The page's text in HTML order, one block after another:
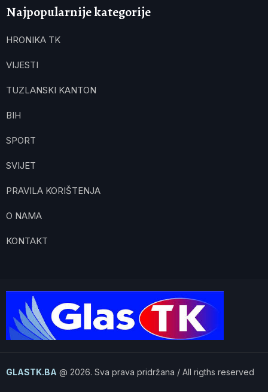
Najpopularnije kategorije
HRONIKA TK
VIJESTI
TUZLANSKI KANTON
BIH
SPORT
SVIJET
PRAVILA KORIŠTENJA
O NAMA
KONTAKT
GLASTK.BA @ 2026. Sva prava pridržana / All rigths reserved